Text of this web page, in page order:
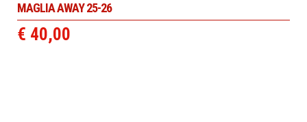
MAGLIA AWAY 25-26
€ 40,00